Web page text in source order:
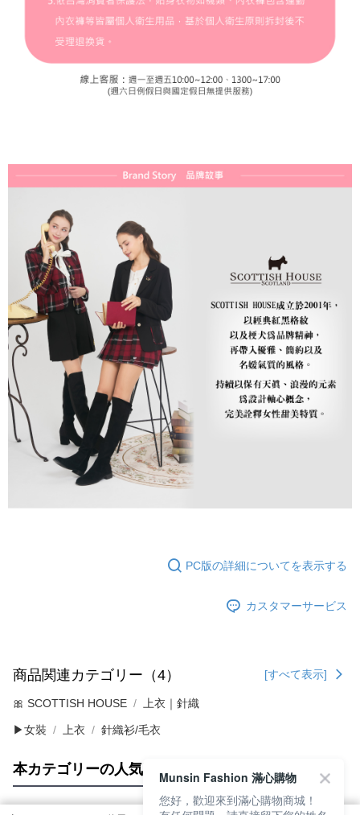
PC版の詳細についてを表示する
カスタマーサービス
商品関連カテゴリー（4） [すべて表示]
🎀 SCOTTISH HOUSE 上衣｜針織
▶女裝 上衣 針織衫/毛衣
本カテゴリーの人気商品 サイト全体のランキング
Munsin Fashion 滿心購物
您好，歡迎來到滿心購物商城！